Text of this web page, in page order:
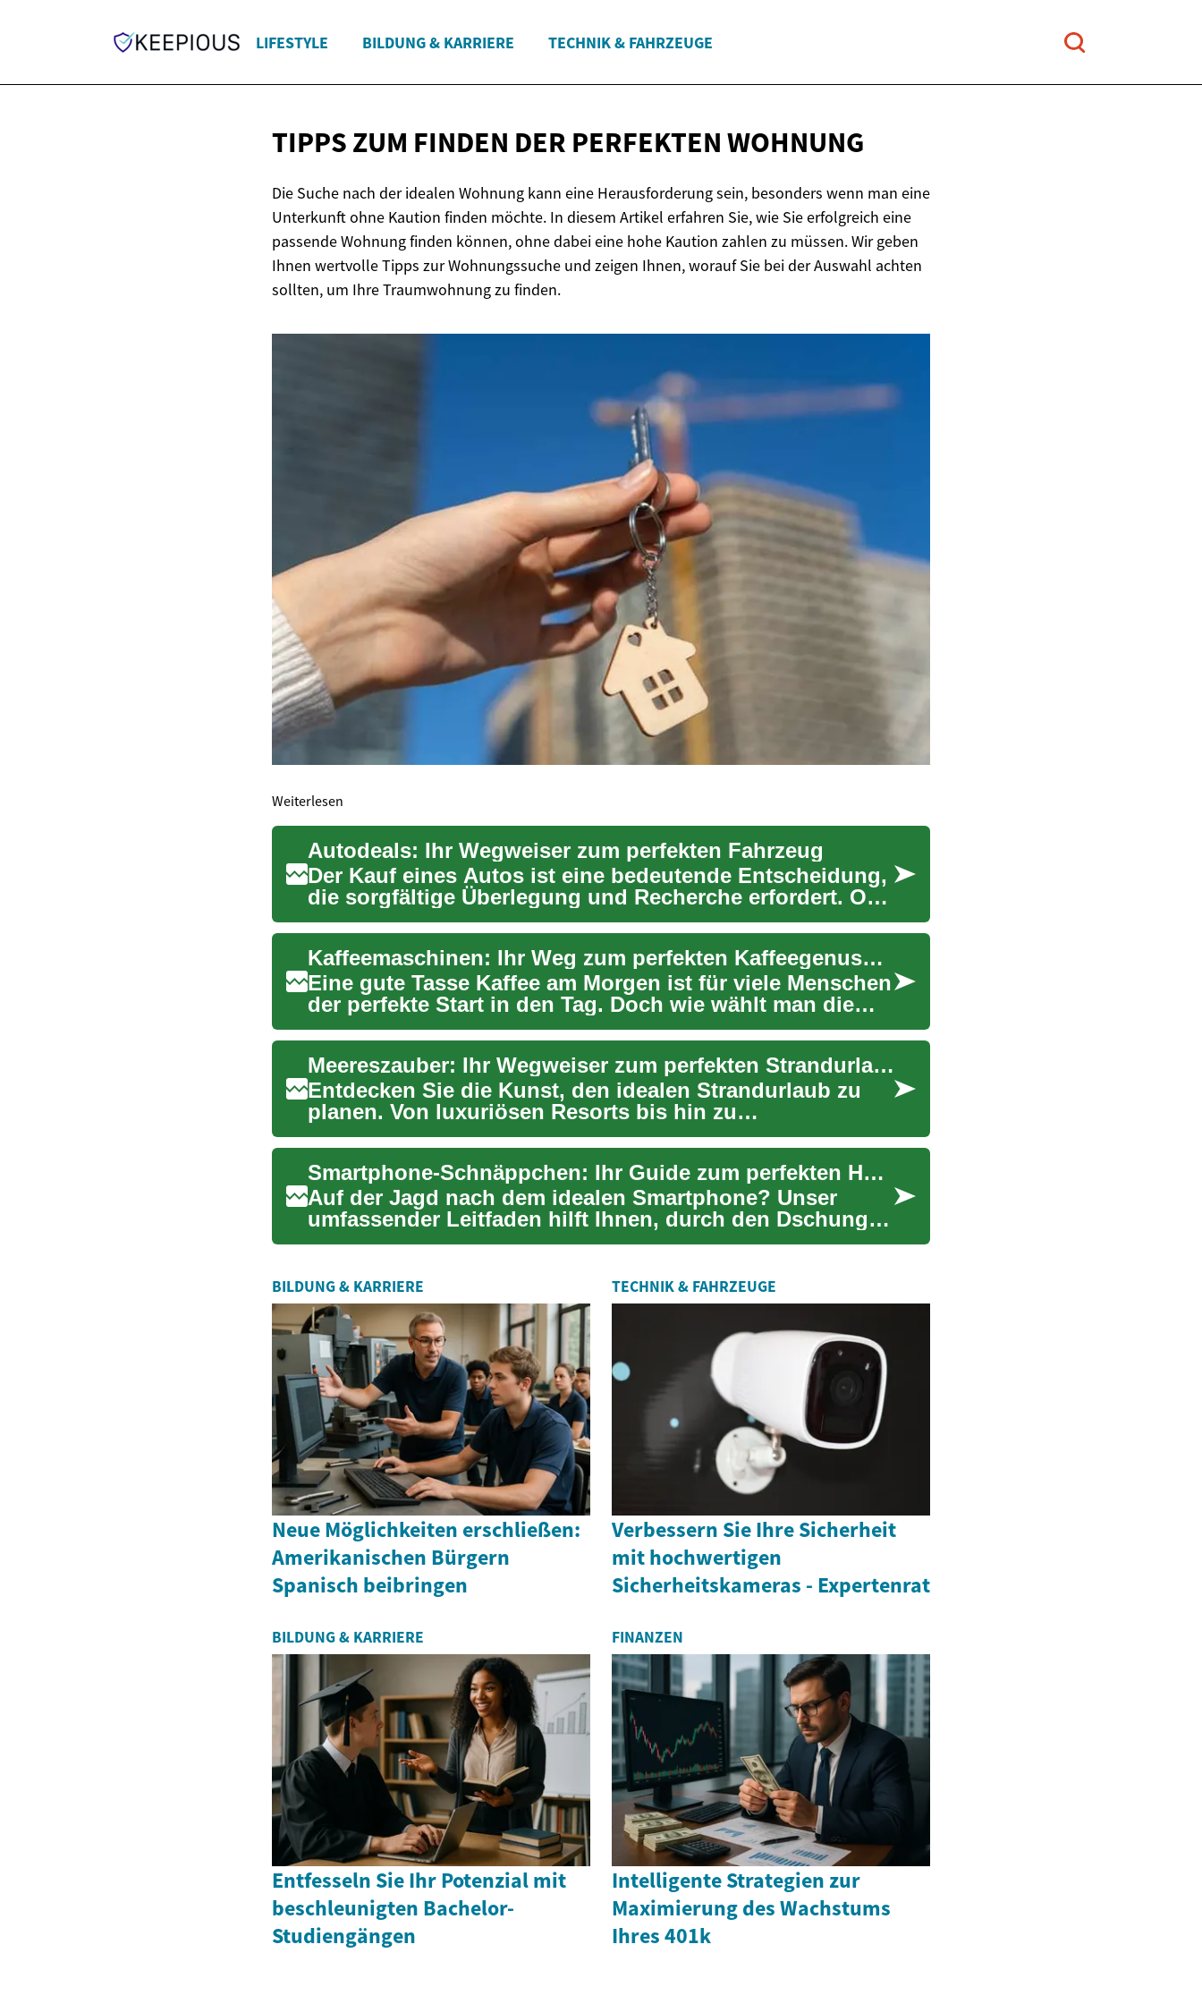
LIFESTYLE BILDUNG & KARRIERE TECHNIK & FAHRZEUGE
TIPPS ZUM FINDEN DER PERFEKTEN WOHNUNG
Die Suche nach der idealen Wohnung kann eine Herausforderung sein, besonders wenn man eine
Unterkunft ohne Kaution finden möchte. In diesem Artikel erfahren Sie, wie Sie erfolgreich eine
passende Wohnung finden können, ohne dabei eine hohe Kaution zahlen zu müssen. Wir geben
Ihnen wertvolle Tipps zur Wohnungssuche und zeigen Ihnen, worauf Sie bei der Auswahl achten
sollten, um Ihre Traumwohnung zu finden.
Weiterlesen
Autodeals: Ihr Wegweiser zum perfekten Fahrzeug
Der Kauf eines Autos ist eine bedeutende Entscheidung,
die sorgfältige Überlegung und Recherche erfordert. Ob
Sie auf...
Kaffeemaschinen: Ihr Weg zum perfekten Kaffeegenuss zuhause
Eine gute Tasse Kaffee am Morgen ist für viele Menschen
der perfekte Start in den Tag. Doch wie wählt man die
richtig...
Meereszauber: Ihr Wegweiser zum perfekten Strandurlaub
Entdecken Sie die Kunst, den idealen Strandurlaub zu
planen. Von luxuriösen Resorts bis hin zu
familienfreundlichen U...
Smartphone-Schnäppchen: Ihr Guide zum perfekten Handy-Deal
Auf der Jagd nach dem idealen Smartphone? Unser
umfassender Leitfaden hilft Ihnen, durch den Dschungel
der Angebote z...
BILDUNG & KARRIERE
Neue Möglichkeiten erschließen:
Amerikanischen Bürgern
Spanisch beibringen
TECHNIK & FAHRZEUGE
Verbessern Sie Ihre Sicherheit
mit hochwertigen
Sicherheitskameras - Expertenrat
BILDUNG & KARRIERE
Entfesseln Sie Ihr Potenzial mit
beschleunigten Bachelor-
Studiengängen
FINANZEN
Intelligente Strategien zur
Maximierung des Wachstums
Ihres 401k